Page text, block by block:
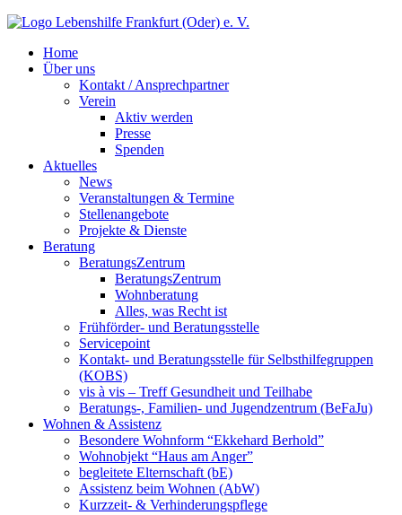
Home
Über uns
Kontakt / Ansprechpartner
Verein
Aktiv werden
Presse
Spenden
Aktuelles
News
Veranstaltungen & Termine
Stellenangebote
Projekte & Dienste
Beratung
BeratungsZentrum
BeratungsZentrum
Wohnberatung
Alles, was Recht ist
Frühförder- und Beratungsstelle
Servicepoint
Kontakt- und Beratungsstelle für Selbsthilfegruppen
(KOBS)
vis à vis – Treff Gesundheit und Teilhabe
Beratungs-, Familien- und Jugendzentrum (BeFaJu)
Wohnen & Assistenz
Besondere Wohnform “Ekkehard Berhold”
Wohnobjekt “Haus am Anger”
begleitete Elternschaft (bE)
Assistenz beim Wohnen (AbW)
Kurzzeit- & Verhinderungspflege